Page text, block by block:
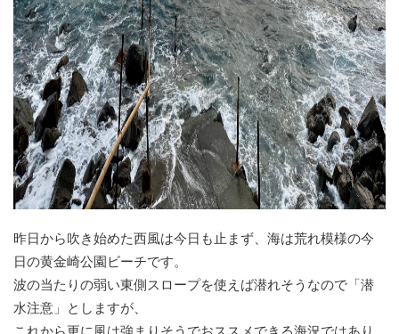
昨日から吹き始めた西風は今日も止まず、海は荒れ模様の今
日の黄金崎公園ビーチです。
波の当たりの弱い東側スロープを使えば潜れそうなので「潜
水注意」としますが、